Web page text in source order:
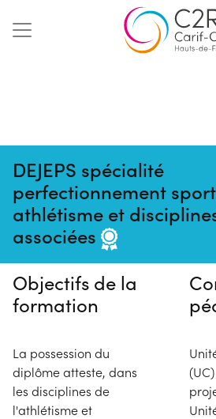
Aller
au
DEJEPS spécialité
perfectionnement
athlétisme et
associées
Pas de session
ce moment
Objectifs de la
formation
La possession du
diplôme atteste, dans
les disciplines de
l'athlétisme et